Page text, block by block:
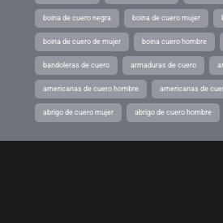
boina de cuero negra boina de cuero mujer
boina de cuero de mujer boina cuero hombre
bandoleras de cuero armaduras de cuero
americanas de cuero hombre americanas de
abrigo de cuero mujer abrigo de cuero hombre